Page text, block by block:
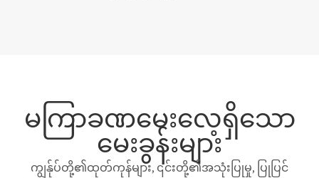
မကြာခဏမေးလေ့ရှိသော
မေးခွန်းများ
ကျွန်ုပ်တို့၏ထုတ်ကုန်များ, ၎င်းတို့၏အသုံးပြုမှု, ပြုပြင်